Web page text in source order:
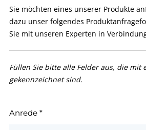
Sie möchten eines unserer Produkte
dazu unser folgendes
Sie mit unseren Experten in
Füllen Sie bitte alle Felder aus, die mit
gekennzeichnet sind.
Anrede *